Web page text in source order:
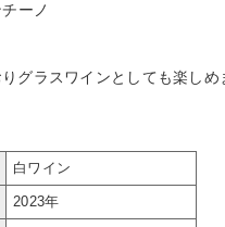
ーノ
グラスワインとしても楽しめ
白ワイン
2023年